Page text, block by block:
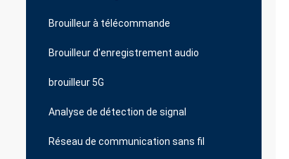
Brouilleur à télécommande
Brouilleur d'enregistrement audio
brouilleur 5G
Analyse de détection de signal
Réseau de communication sans fil